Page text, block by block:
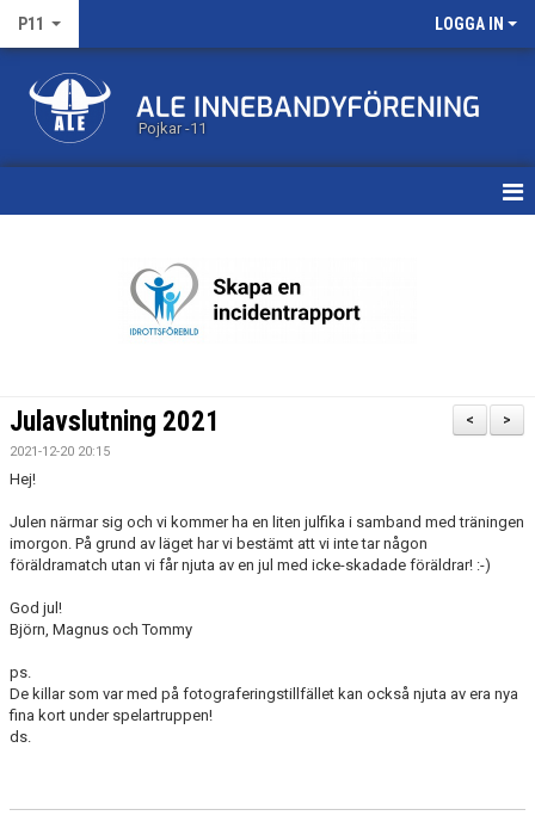
P11 LOGGA IN
Pojkar -11
BILDGALLERI
NYHETSARKIV
>
<
Julavslutning 2021
2021-12-20 20:15
Hej!
Julen närmar sig och vi kommer ha en liten julfika i samband med träningen
imorgon. På grund av läget har vi bestämt att vi inte tar någon
föräldramatch utan vi får njuta av en jul med icke-skadade föräldrar! :-)
God jul!
Björn, Magnus och Tommy
ps.
De killar som var med på fotograferingstillfället kan också njuta av era nya
fina kort under spelartruppen!
ds.